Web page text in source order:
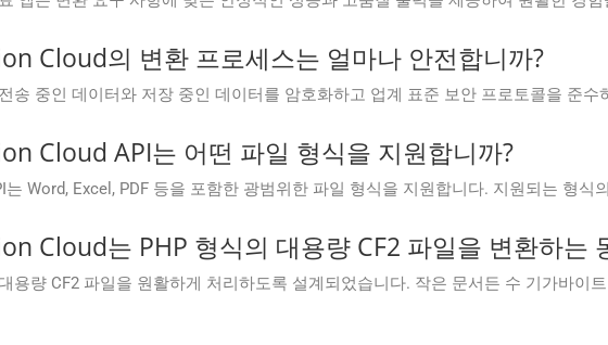
Cloud의 변환 프로세스는 얼마나 안전합니까?
송 중인 데이터와 저장 중인 데이터를 암호화하고 업계 표준 보안 프로토콜을 준
Cloud API는 어떤 파일 형식을 지원합니까?
Word, Excel, PDF 등을 포함한 광범위한 파일 형식을 지원합니다. 지원되는 형식
Cloud는 PHP 형식의 대용량 CF2 파일을 변환하는
용량 CF2 파일을 원활하게 처리하도록 설계되었습니다. 작은 문서든 수 기가바이